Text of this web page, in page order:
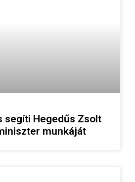
segíti Hegedűs Zsolt
munkáját